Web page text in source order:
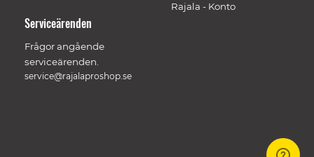
Rajala - Konto
Serviceärenden
Frågor angående
serviceärenden.
service@rajalaproshop.se